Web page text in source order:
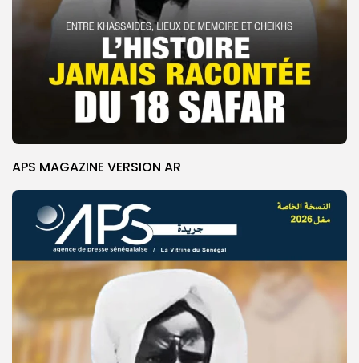
APS MAGAZINE VERSION AR